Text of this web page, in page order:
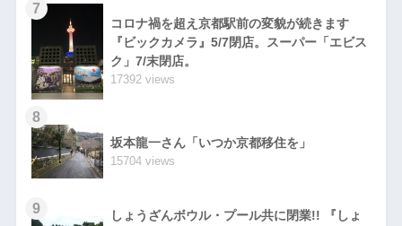
7
コロナ禍を超え京都駅前の変貌が続きます
『ビックカメラ』5/7閉店。スーパー「エビス
ク」7/末閉店。
17392 views
8
坂本龍一さん「いつか京都移住を」
15704 views
9
しょうざんボウル・プール共に閉業!! 『しょ